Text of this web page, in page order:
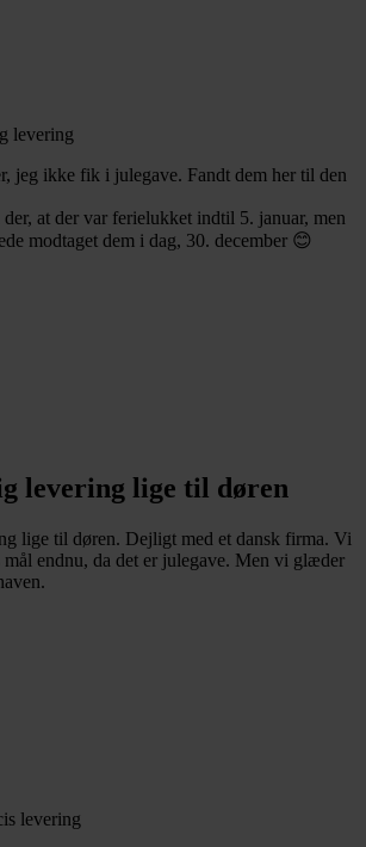
levering
jeg ikke fik i julegave. Fandt dem her til den
der, at der var ferielukket indtil 5. januar, men
modtaget dem i dag, 30. december 😊
levering lige til døren
lige til døren. Dejligt med et dansk firma. Vi
mål endnu, da det er julegave. Men vi glæder
levering